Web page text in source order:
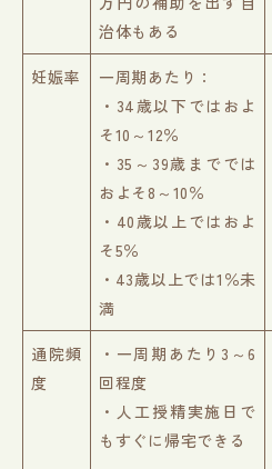
治体もある
妊娠率
一周期あたり：
・34歳以下ではおよ
そ10～12％
・35～39歳まででは
およそ8～10％
・40歳以上ではおよ
そ5％
・43歳以上では1％未
満
通院頻
度
・一周期あたり3～6
回程度
・人工授精実施日で
もすぐに帰宅できる